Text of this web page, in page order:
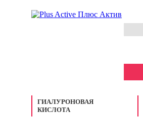
ГИАЛУРОНОВАЯ
КИСЛОТА